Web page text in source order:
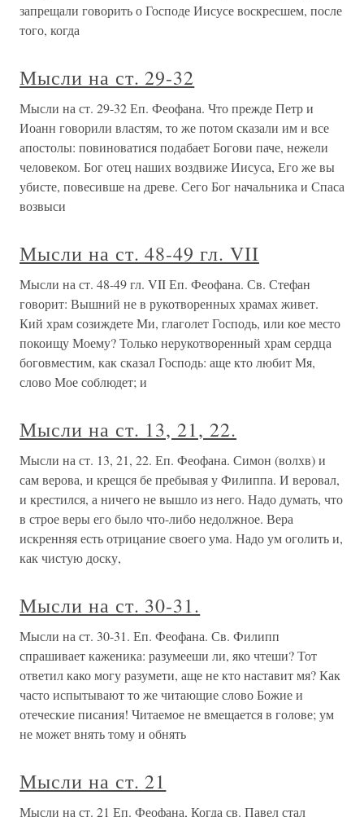
запрещали говорить о Господе Иисусе воскресшем, после
того, когда
Мысли на ст. 29-32
Мысли на ст. 29-32 Еп. Феофана. Что прежде Петр и
Иоанн говорили властям, то же потом сказали им и все
апостолы: повиноватися подабает Богови паче, нежели
человеком. Бог отец наших воздвиже Иисуса, Его же вы
убисте, повесивше на древе. Сего Бог начальника и Спаса
возвыси
Мысли на ст. 48-49 гл. VII
Мысли на ст. 48-49 гл. VII Еп. Феофана. Св. Стефан
говорит: Вышний не в рукотворенных храмах живет.
Кий храм созиждете Ми, глаголет Господь, или кое место
покоищу Моему? Только нерукотворенный храм сердца
боговместим, как сказал Господь: аще кто любит Мя,
слово Мое соблюдет; и
Мысли на ст. 13, 21, 22.
Мысли на ст. 13, 21, 22. Еп. Феофана. Симон (волхв) и
сам верова, и крещся бе пребывая у Филиппа. И веровал,
и крестился, а ничего не вышло из него. Надо думать, что
в строе веры его было что-либо недолжное. Вера
искренняя есть отрицание своего ума. Надо ум оголить и,
как чистую доску,
Мысли на ст. 30-31.
Мысли на ст. 30-31. Еп. Феофана. Св. Филипп
спрашивает каженика: разумееши ли, яко чтеши? Тот
ответил како могу разумети, аще не кто наставит мя? Как
часто испытывают то же читающие слово Божие и
отеческие писания! Читаемое не вмещается в голове; ум
не может внять тому и обнять
Мысли на ст. 21
Мысли на ст. 21 Еп. Феофана, Когда св. Павел стал